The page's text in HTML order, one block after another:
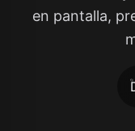
en pantalla,